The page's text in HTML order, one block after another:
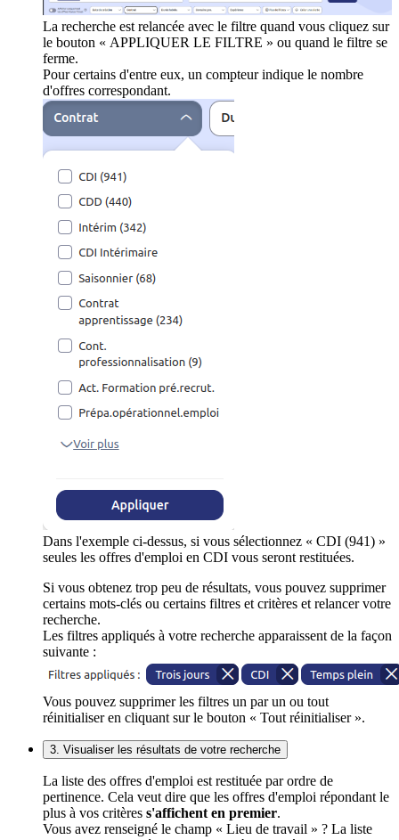
La recherche est relancée avec le filtre quand vous cliquez sur
le bouton « APPLIQUER LE FILTRE » ou quand le filtre se
ferme.
Pour certains d'entre eux, un compteur indique le nombre
d'offres correspondant.
Dans l'exemple ci-dessus, si vous sélectionnez « CDI (941) »
seules les offres d'emploi en CDI vous seront restituées.
Si vous obtenez trop peu de résultats, vous pouvez supprimer
certains mots-clés ou certains filtres et critères et relancer votre
recherche.
Les filtres appliqués à votre recherche apparaissent de la façon
suivante :
Vous pouvez supprimer les filtres un par un ou tout
réinitialiser en cliquant sur le bouton « Tout réinitialiser ».
3. Visualiser les résultats de votre recherche
La liste des offres d'emploi est restituée par ordre de
pertinence. Cela veut dire que les offres d'emploi répondant le
plus à vos critères s'affichent en premier.
Vous avez renseigné le champ « Lieu de travail » ? La liste